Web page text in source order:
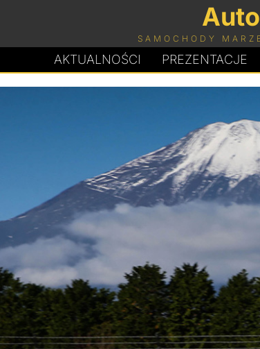
SAMOCHODY
AKTUALNOŚCI PREZENTACJE